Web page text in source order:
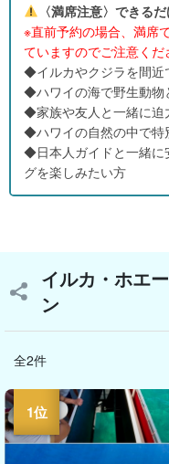
〈満席注意〉できる
※直前予約の場合、満席
ていますのでご注意くだ
◆イルカやクジラを間近
◆ハワイの海で野生動物
◆家族や友人と一緒に迫
◆ハワイの自然の中で特
◆日本人ガイドと一緒に
グを楽しみたい方
イルカ・ホエ
ン
全2件